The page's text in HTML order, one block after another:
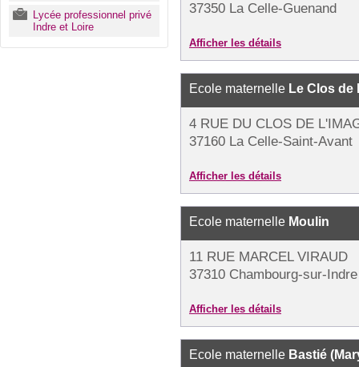
Lycée professionnel privé
Indre et Loire
37350 La Celle-Guenand
Afficher les détails
Ecole maternelle Le Clos de
4 RUE DU CLOS DE
37160 La Celle-Saint-Avant
Afficher les détails
Ecole maternelle Moulin
11 RUE MARCEL VIRAUD
37310 Chambourg-sur-Indre
Afficher les détails
Ecole maternelle Bastié